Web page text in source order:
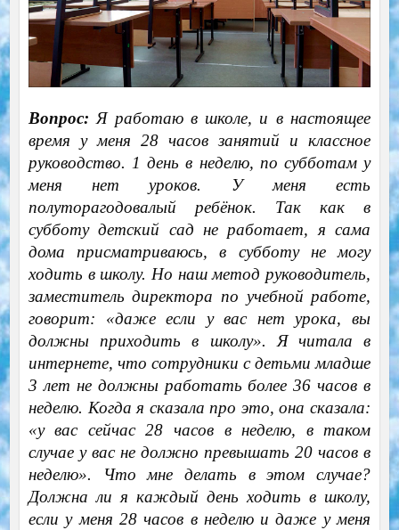
Вопрос: Я работаю в школе, и в настоящее
время у меня 28 часов занятий и классное
руководство. 1 день в неделю, по субботам у
меня нет уроков. У меня есть
полуторагодовалый ребёнок. Так как в
субботу детский сад не работает, я сама
дома присматриваюсь, в субботу не могу
ходить в школу. Но наш метод руководитель,
заместитель директора по учебной работе,
говорит: «даже если у вас нет урока, вы
должны приходить в школу». Я читала в
интернете, что сотрудники с детьми младше
3 лет не должны работать более 36 часов в
неделю. Когда я сказала про это, она сказала:
«у вас сейчас 28 часов в неделю, в таком
случае у вас не должно превышать 20 часов в
неделю». Что мне делать в этом случае?
Должна ли я каждый день ходить в школу,
если у меня 28 часов в неделю и даже у меня